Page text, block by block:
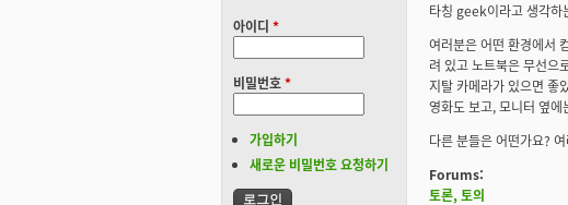
타칭 geek이라고 생각하
여러분은 어떤 환경에서
려 있고 노트북은 무선으
지탈 카메라가 있으면 좋
영화도 보고, 모니터 옆
다른 분들은 어떤가요?
Forums:
토론, 토의
아이디 *
비밀번호*
가입하기
새로운 비밀번호 요청하기